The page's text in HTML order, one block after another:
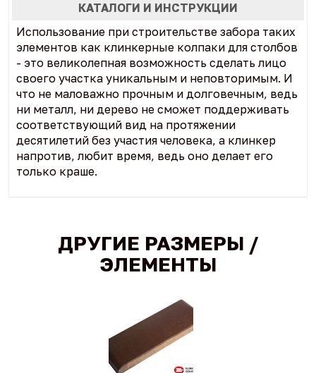
КАТАЛОГИ И ИНСТРУКЦИИ
Использование при строительстве забора таких
элементов как клинкерные колпаки для столбов
- это великолепная возможность сделать лицо
своего участка уникальным и неповторимым. И
что не маловажно прочным и долговечным, ведь
ни металл, ни дерево не сможет поддерживать
соответствующий вид на протяжении
десятилетий без участия человека, а клинкер
напротив, любит время, ведь оно делает его
только краше.
ДРУГИЕ РАЗМЕРЫ /
ЭЛЕМЕНТЫ